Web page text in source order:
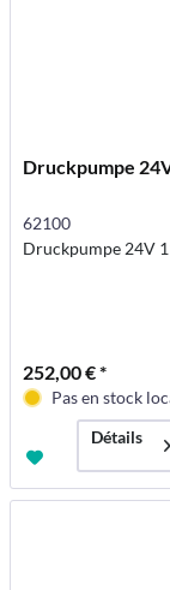
Druckpumpe
62100
Druckpumpe 24V
252,00 € *
Pas en stock
Détails